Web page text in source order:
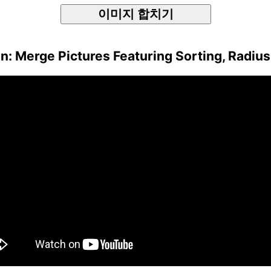
이미지 합치기
Merge Pictures Featuring Sorting,